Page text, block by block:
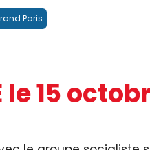
Paris
15